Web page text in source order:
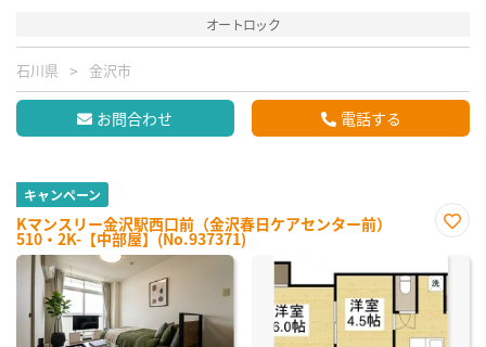
オートロック
石川県 金沢市
お問合わせ 電話する
キャンペーン
Kマンスリー金沢駅西口前（金沢春日ケアセンター前）
510・2K-【中部屋】(No.937371)
に入
り登
録